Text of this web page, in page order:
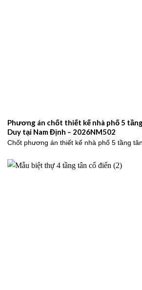
Phương án chốt thiết kế nhà phố 5
Duy tại Nam Định – 2026NM502
Chốt phương án thiết kế nhà phố 5 tầng